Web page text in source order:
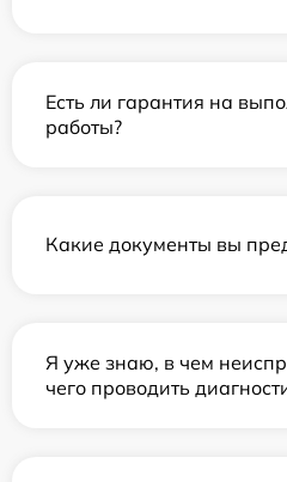
Есть ли гарантия на
работы?
Какие документы вы
Я уже знаю, в чем
чего проводить